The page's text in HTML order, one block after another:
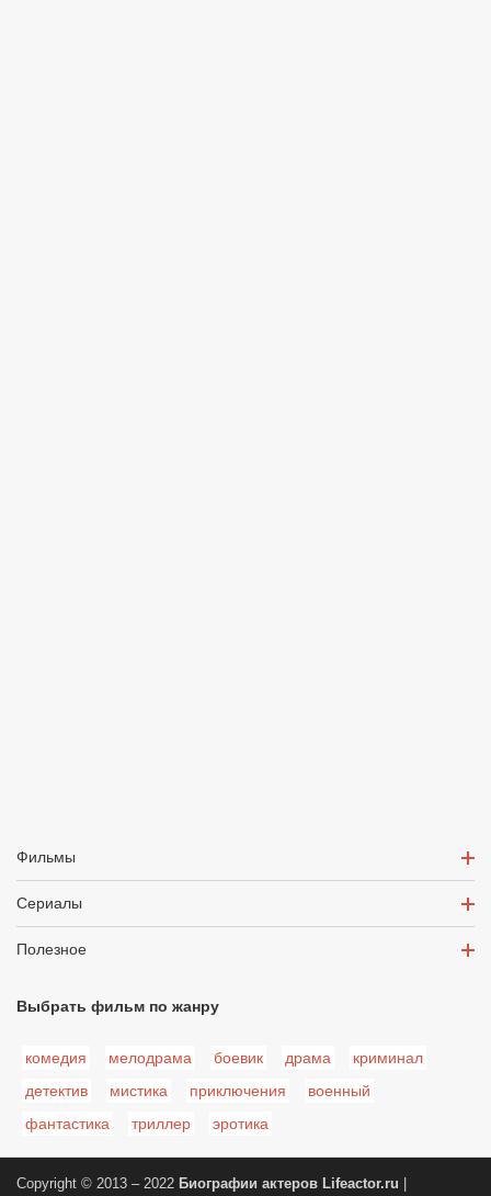
Фильмы
Сериалы
Полезное
Выбрать фильм по жанру
комедия мелодрама боевик драма
криминал
детектив
мистика приключения
военный
фантастика
триллер эротика
Copyright © 2013 – 2022 Биографии актеров Lifeactor.ru